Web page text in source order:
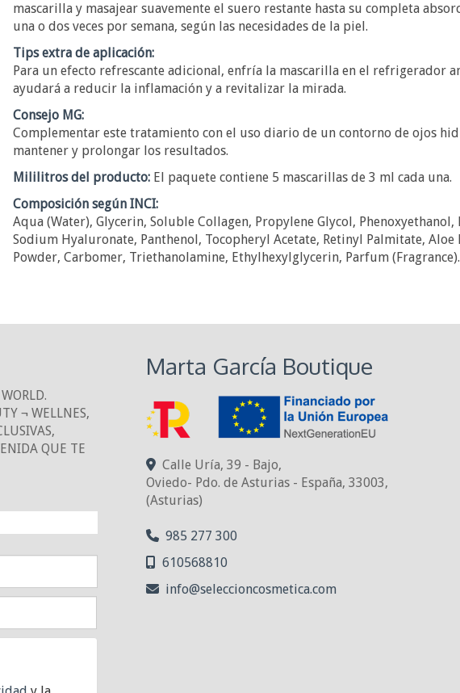
mascarilla y masajear suavemente el suero restante hasta su completa
una o dos veces por semana, según las necesidades de la piel.
Tips extra de aplicación:
Para un efecto refrescante adicional, enfría la mascarilla en el refrigerador
ayudará a reducir la inflamación y a revitalizar la mirada.
Consejo MG:
Complementar este tratamiento con el uso diario de un contorno de ojos
mantener y prolongar los resultados.
Mililitros del producto: El paquete contiene 5 mascarillas de 3 ml cada una.
Composición según INCI:
Aqua (Water), Glycerin, Soluble Collagen, Propylene Glycol,
Sodium Hyaluronate, Panthenol, Tocopheryl Acetate, Retinyl Palmitate, Aloe
Powder, Carbomer, Triethanolamine, Ethylhexylglycerin, Parfum (Fragrance).
¬ WELLNES,
QUE TE
Marta García Boutique
Calle Uría, 39 - Bajo,
Oviedo- Pdo. de Asturias - España, 33003,
(Asturias)
985 277 300
610568810
info
seleccioncosmetica.com